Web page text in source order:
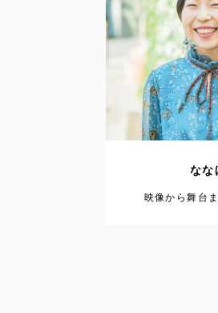
なな
映像から舞台